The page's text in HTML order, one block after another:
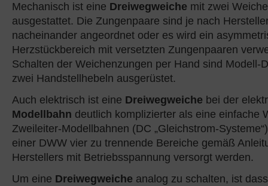
Mechanisch ist eine Dreiwegweiche mit zwei
ausgestattet. Die Zungenpaare sind je nach
nacheinander angeordnet oder es wird ein
Herzstückbereich mit versetzten Zungenpaaren
Schalten der Weichenzungen per Hand sind Modell-
zwei Handstellhebeln ausgerüstet.
Auch elektrisch ist eine Dreiwegweiche bei der
Modellbahn deutlich komplizierter als eine einfache
Zweileiter-Modellbahnen (DC „Gleichstrom-
einer DWW vier zu trennende Bereiche gemäß
Herstellers mit Betriebsspannung versorgt werden.
Um eine Dreiwegweiche analog zu schalten, ist